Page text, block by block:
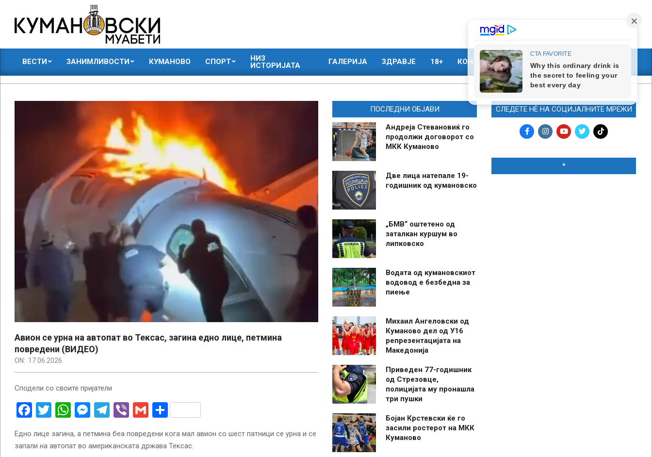
content
КУМАНОВСКИ
МУАБЕТИ
ВЕСТИ ЗАНИМЛИВОСТИ КУМАНОВО СПОРТ
НИЗ
ИСТОРИЈАТА
ГАЛЕРИЈА ЗДРАВЈЕ 18+ КОНТАКТ МАРКЕТИНГ
Aвион се урна на автопат во Тексас, загина едно лице, петмина
повредени (ВИДЕО)
ON: 17.06.2026
Сподели со своите пријатели
Facebook
TwitterWhatsApp
Messenger
Telegram
ViberGmailShare
Едно лице загина, а петмина беа повредени кога мал авион со шест патници се урна и се
запали на автопат во американската држава Тексас.
ПОСЛЕДНИ ОБЈАВИ
Андреја Стевановиќ го
продолжи договорот со
МКК Куманово
Две лица натепале 19-
годишник од кумановско
„БМВ“ оштетено од
заталкан куршум во
липковско
Водата од кумановскиот
водовод е безбедна за
пиење
Михаил Ангеловски од
Куманово дел од У16
репрезентацијата на
Македонија
Приведен 77-годишник
од Стрезовце,
полицијата му пронашла
три пушки
Бојан Крстевски ќе го
засили ростерот на МКК
Куманово
СЛЕДЕТЕ НЀ НА СОЦИЈАЛНИТЕ МРЕЖИ
*